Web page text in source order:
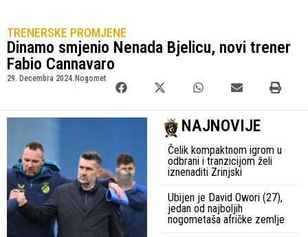
TRENERSKE PROMJENE
Dinamo smjenio Nenada Bjelicu, novi trener
Fabio Cannavaro
29. Decembra 2024.Nogomet
NAJNOVIJE
Čelik kompaktnom igrom u
odbrani i tranzicijom želi
iznenaditi Zrinjski
Ubijen je David Owori (27),
jedan od najboljih
nogometaša afričke zemlje